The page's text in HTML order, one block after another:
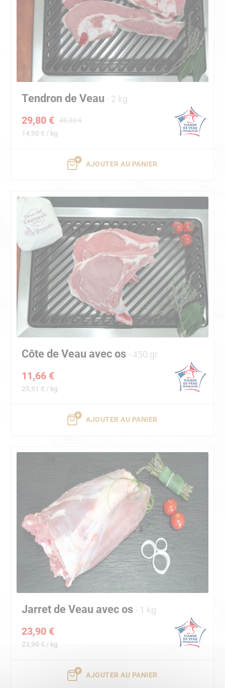
Tendron de Veau 2 kg
49,80 €
29,80 €
14,90 € / kg
AJOUTER AU PANIER
Côte de Veau avec os 450 gr
11,66 €
25,91 € / kg
AJOUTER AU PANIER
Jarret de Veau avec os 1 kg
23,90 €
23,90 € / kg
AJOUTER AU PANIER